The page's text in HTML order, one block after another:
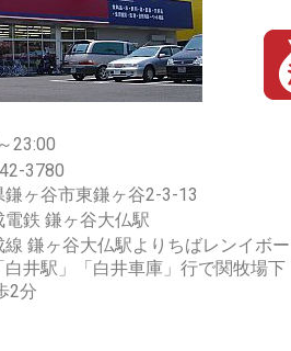
23:00
3780
鎌ヶ谷市東鎌ヶ谷2-3-13
電鉄 鎌ヶ谷大仏駅
線 鎌ヶ谷大仏駅よりちばレンイボー
白井駅」「白井車庫」行で関牧場下
2分